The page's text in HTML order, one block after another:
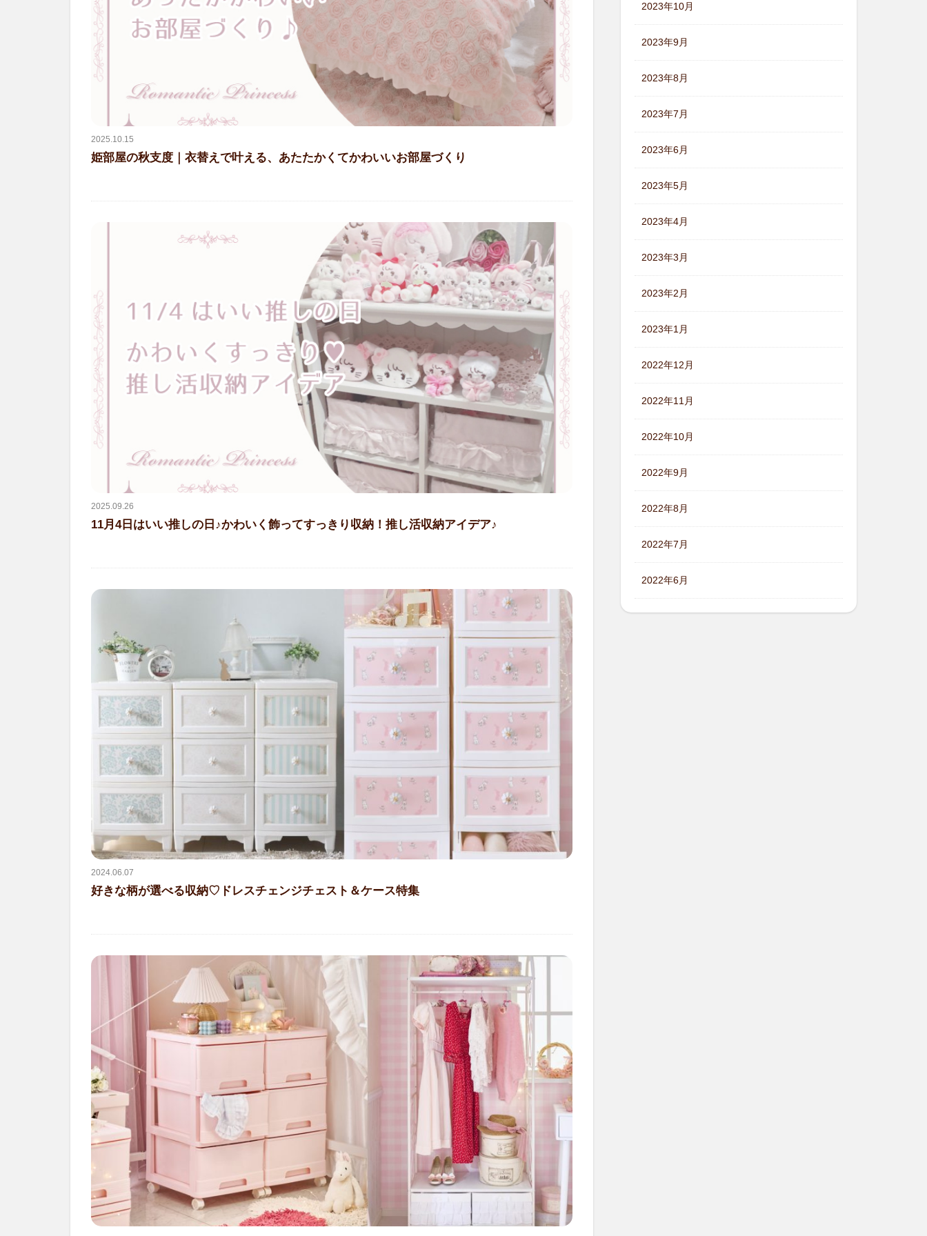
2025.10.15
姫部屋の秋支度｜衣替えで叶える、あたたかくてかわいいお部屋づくり
2025.09.26
11月4日はいい推しの日♪かわいく飾ってすっきり収納！推し活収納アイデア♪
2024.06.07
好きな柄が選べる収納♡ドレスチェンジチェスト＆ケース特集
2023年10月
2023年9月
2023年8月
2023年7月
2023年6月
2023年5月
2023年4月
2023年3月
2023年2月
2023年1月
2022年12月
2022年11月
2022年10月
2022年9月
2022年8月
2022年7月
2022年6月